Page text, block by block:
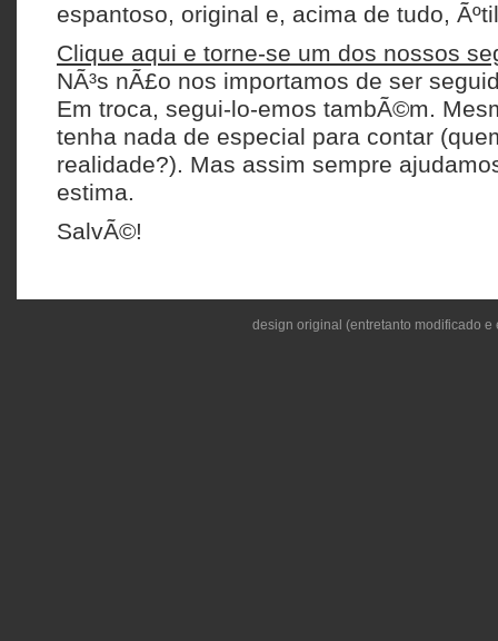
espantoso, original e, acima de tudo,
Clique aqui e torne-se um dos nossos
NÃ³s nÃ£o nos importamos de ser
Em troca, segui-lo-emos tambÃ©m.
tenha nada de especial para contar
realidade?). Mas assim sempre
estima.
SalvÃ©!
design original (entretanto modificado